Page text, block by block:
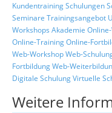
KundentrainingSchulungen
Seminare Trainingsangebot
Workshops Akademie
Online-TrainingOnline-
Web-WorkshopWeb-
FortbildungWeb-
Digitale SchulungVirtuelle
Weitere